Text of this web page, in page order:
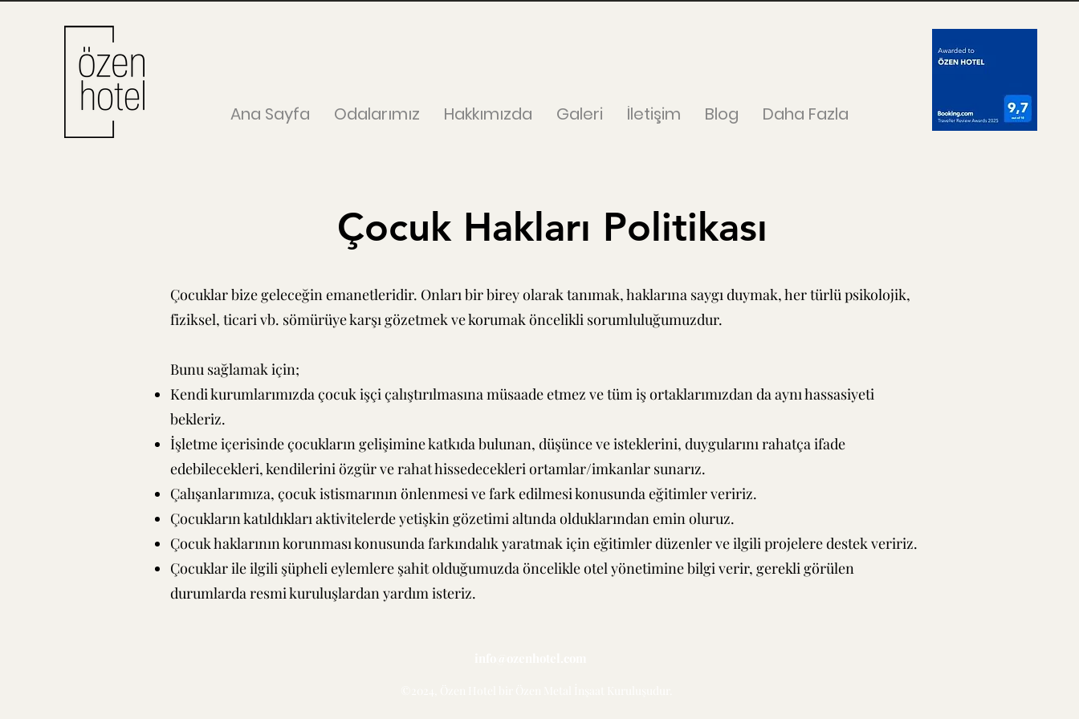
Ana Sayfa Odalarımız Hakkımızda Galeri İletişim Blog Daha Fazla
Çocuk Hakları Politikası
Çocuklar bize geleceğin emanetleridir. Onları bir birey olarak tanımak, haklarına saygı duymak, her türlü psikolojik,
fiziksel, ticari vb. sömürüye karşı gözetmek ve korumak öncelikli sorumluluğumuzdur.
Bunu sağlamak için;
Kendi kurumlarımızda çocuk işçi çalıştırılmasına müsaade etmez ve tüm iş ortaklarımızdan da aynı hassasiyeti
bekleriz.
İşletme içerisinde çocukların gelişimine katkıda bulunan, düşünce ve isteklerini, duygularını rahatça ifade
edebilecekleri, kendilerini özgür ve rahat hissedecekleri ortamlar/imkanlar sunarız.
Çalışanlarımıza, çocuk istismarının önlenmesi ve fark edilmesi konusunda eğitimler veririz.
Çocukların katıldıkları aktivitelerde yetişkin gözetimi altında olduklarından emin oluruz.
Çocuk haklarının korunması konusunda farkındalık yaratmak için eğitimler düzenler ve ilgili projelere destek veririz.
Çocuklar ile ilgili şüpheli eylemlere şahit olduğumuzda öncelikle otel yönetimine bilgi verir, gerekli görülen
durumlarda resmi kuruluşlardan yardım isteriz.